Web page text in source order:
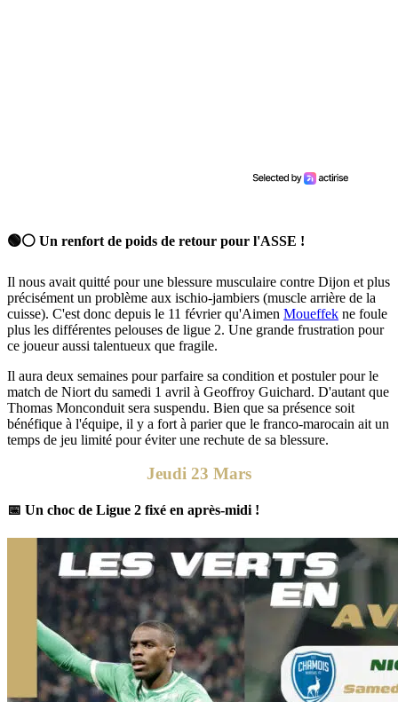
🟢⚪ Un renfort de poids de retour pour l'ASSE !
Il nous avait quitté pour une blessure musculaire contre Dijon et plus
précisément un problème aux ischio-jambiers (muscle arrière de la
cuisse). C'est donc depuis le 11 février qu'Aimen Moueffek ne foule
plus les différentes pelouses de ligue 2. Une grande frustration pour
ce joueur aussi talentueux que fragile.
Il aura deux semaines pour parfaire sa condition et postuler pour le
match de Niort du samedi 1 avril à Geoffroy Guichard. D'autant que
Thomas Monconduit sera suspendu. Bien que sa présence soit
bénéfique à l'équipe, il y a fort à parier que le franco-marocain ait un
temps de jeu limité pour éviter une rechute de sa blessure.
Jeudi 23 Mars
📅 Un choc de Ligue 2 fixé en après-midi !